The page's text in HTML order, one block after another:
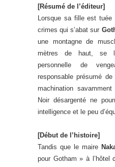
[Résumé de l’éditeur]
Lorsque sa fille est
crimes qui s’abat sur
une montagne de
mètres de haut, se
personnelle de
responsable présumé
machination
Noir désargenté ne
intelligence et le peu
[Début de l’histoire]
Tandis que le maire
pour Gotham » à l’hôtel